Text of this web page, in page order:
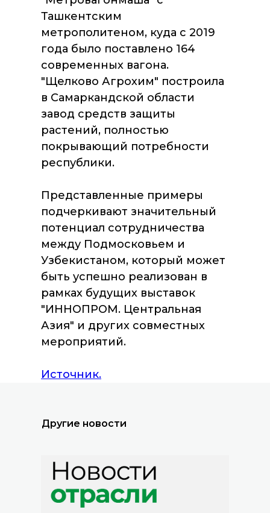
Ташкентским
метрополитеном, куда с 2019
года было поставлено 164
современных вагона.
"Щелково Агрохим" построила
в Самаркандской области
завод средств защиты
растений, полностью
покрывающий потребности
республики.
Представленные примеры
подчеркивают значительный
потенциал сотрудничества
между Подмосковьем и
Узбекистаном, который может
быть успешно реализован в
рамках будущих выставок
"ИННОПРОМ. Центральная
Азия" и других совместных
мероприятий.
Источник.
Другие новости